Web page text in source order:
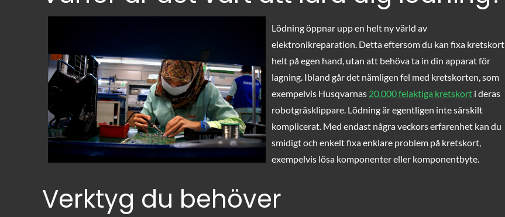
Lödning öppnar upp en helt ny värld av
elektronikreparation. Detta eftersom du kan fixa kretskort
helt på egen hand, utan att behöva ta in din apparat för
lagning. Ibland går det nämligen fel med kretskorten, som
exempelvis Husqvarnas 20.000 felaktiga kretskort i deras
robotgräsklippare. Lödning är egentligen inte särskilt
komplicerat. Med endast några veckors erfarenhet kan du
smidigt och enkelt fixa enklare problem på kretskort,
exempelvis lösa komponenter eller komponentbyte.
Verktyg du behöver